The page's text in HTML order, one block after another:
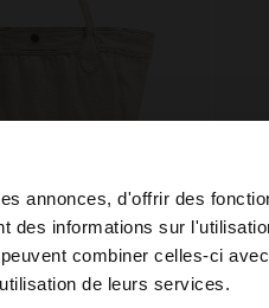
annonces, d'offrir des
des informations sur
combiner celles-ci
de leurs services.
parcourir notre site au